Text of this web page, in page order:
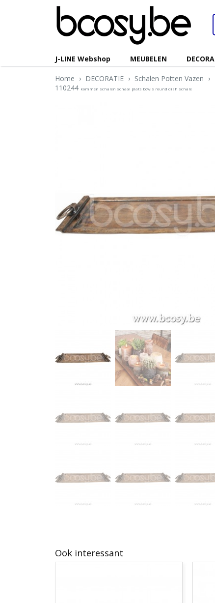
J-LINE Webshop MEUBELEN
Home › DECORATIE › Schalen Potten Vazen ›
110244 kommen schalen schaal plats bowls round dish schale
Ook interessant